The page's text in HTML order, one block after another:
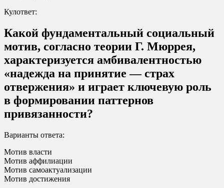
Кулответ:
Какой фундаментальный социальный
мотив, согласно теории Г. Мюррея,
характеризуется амбивалентностью
«надежда на принятие — страх
отвержения» и играет ключевую роль
в формировании паттернов
привязанности?
Варианты ответа:
Мотив власти
Мотив аффилиации
Мотив самоактуализации
Мотив достижения